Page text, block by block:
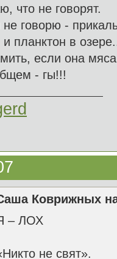
что не говорят.
говорю -
планктон в
если она
- гы!!!
Коврижных
– ЛОХ
не свят».